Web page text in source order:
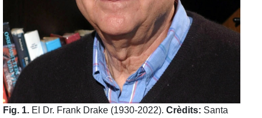
Fig. 1. El Dr. Frank Drake (1930-2022). Crèdits: Santa